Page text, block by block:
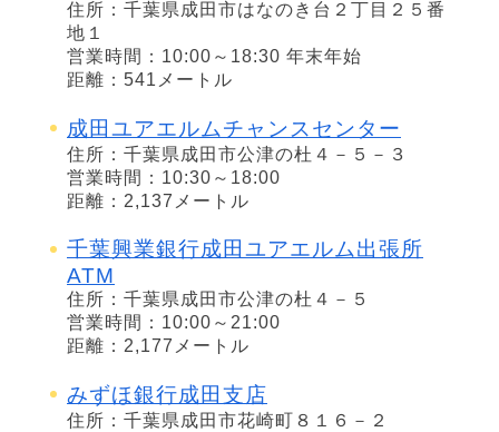
住所：千葉県成田市はなのき台２丁目２５番
地１
営業時間：10:00～18:30 年末年始
距離：541メートル
成田ユアエルムチャンスセンター
住所：千葉県成田市公津の杜４－５－３
営業時間：10:30～18:00
距離：2,137メートル
千葉興業銀行成田ユアエルム出張所
ATM
住所：千葉県成田市公津の杜４－５
営業時間：10:00～21:00
距離：2,177メートル
みずほ銀行成田支店
住所：千葉県成田市花崎町８１６－２